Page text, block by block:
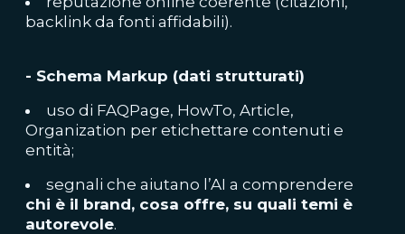
backlink da fonti affidabili).
- Schema Markup (dati strutturati)
uso di FAQPage, HowTo, Article,
Organization per etichettare contenuti e
entità;
segnali che aiutano l’AI a comprendere
chi è il brand, cosa offre, su quali temi è
autorevole.